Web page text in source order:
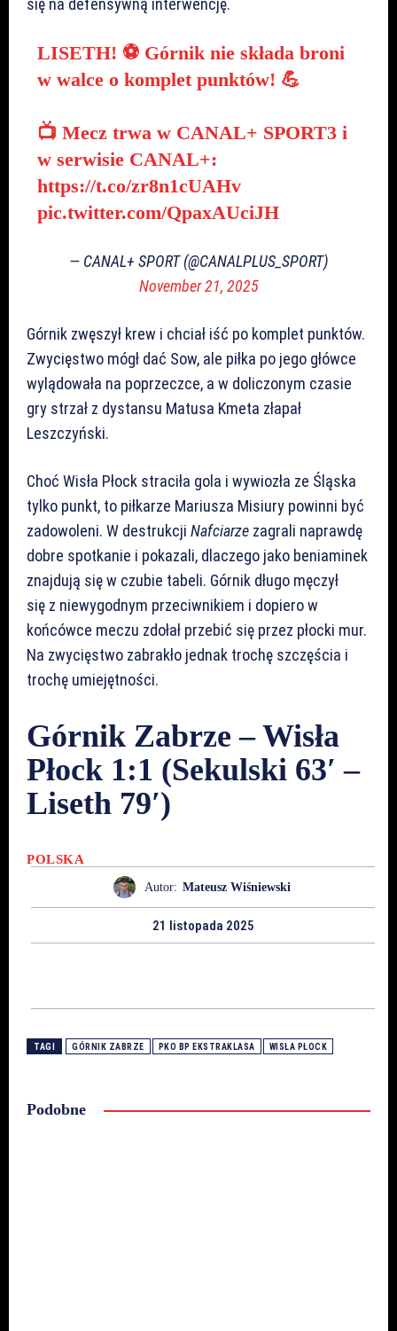
LISETH! ⚽ Górnik nie składa broni
w walce o komplet punktów! 💪
📺 Mecz trwa w CANAL+ SPORT3 i
w serwisie CANAL+:
https://t.co/zr8n1cUAHv
pic.twitter.com/QpaxAUciJH
— CANAL+ SPORT (@CANALPLUS_SPORT)
November 21, 2025
Górnik zwęszył krew i chciał iść po komplet punktów.
Zwycięstwo mógł dać Sow, ale piłka po jego główce
wylądowała na poprzeczce, a w doliczonym czasie
gry strzał z dystansu Matusa Kmeta złapał
Leszczyński.
Choć Wisła Płock straciła gola i wywiozła ze Śląska
tylko punkt, to piłkarze Mariusza Misiury powinni być
zadowoleni. W destrukcji Nafciarze zagrali naprawdę
dobre spotkanie i pokazali, dlaczego jako beniaminek
znajdują się w czubie tabeli. Górnik długo męczył
się z niewygodnym przeciwnikiem i dopiero w
końcówce meczu zdołał przebić się przez płocki mur.
Na zwycięstwo zabrakło jednak trochę szczęścia i
trochę umiejętności.
Górnik Zabrze – Wisła
Płock 1:1 (Sekulski 63′ –
Liseth 79′)
POLSKA
Autor: Mateusz Wiśniewski
21 listopada 2025
TAGI GÓRNIK ZABRZE PKO BP EKSTRAKLASA WISŁA PŁOCK
Podobne